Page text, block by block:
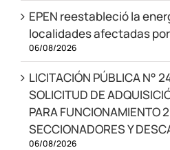
EPEN reestableció la
localidades afectadas
06/08/2026
LICITACIÓN PÚBLICA N°
SOLICITUD DE
PARA FUNCIONAMIENTO
SECCIONADORES Y
06/08/2026